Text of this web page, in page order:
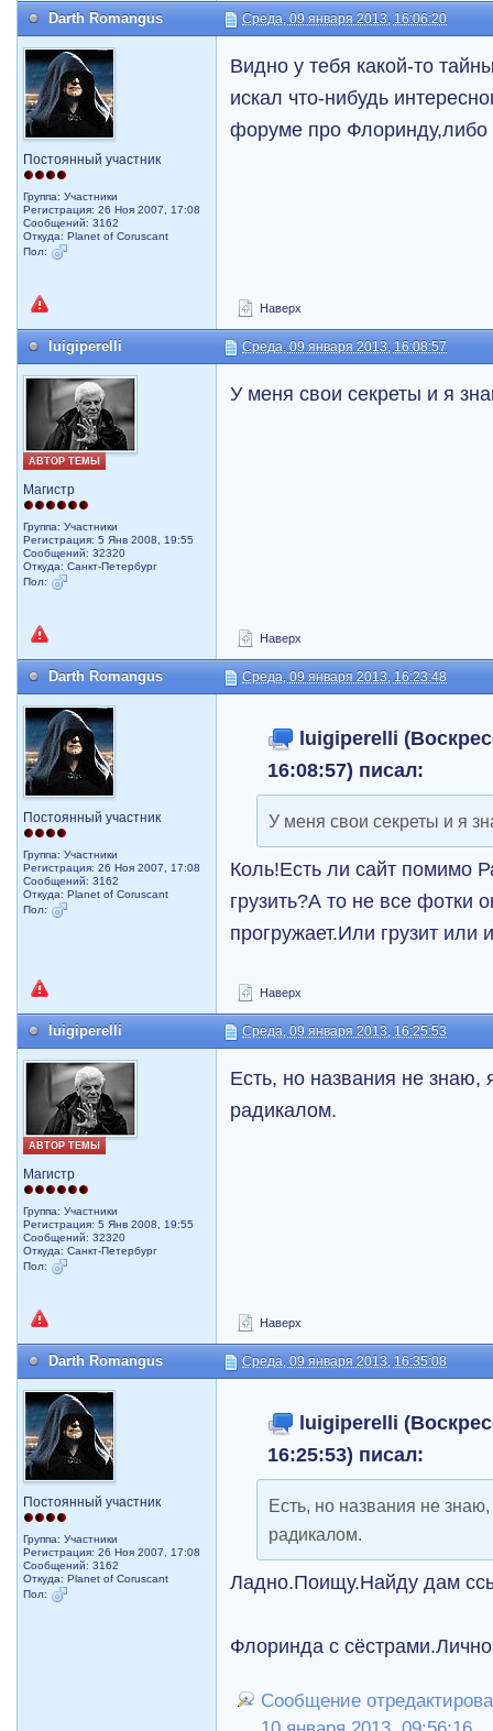
Darth Romangus Среда, 09 января 2013, 16:06:20
Постоянный участник
Группа: Участники
Регистрация: 26 Ноя 2007, 17:08
Сообщений: 3162
Откуда: Planet of Coruscant
Пол:
Видно у тебя какой-то
искал что-нибудь
форуме про
Наверх
luigiperelli Среда, 09 января 2013, 16:08:57
АВТОР ТЕМЫ
Магистр
Группа: Участники
Регистрация: 5 Янв 2008, 19:55
Сообщений: 32320
Откуда: Санкт-Петербург
Пол:
У меня свои секреты и я
Наверх
Darth Romangus Среда, 09 января 2013, 16:23:48
Постоянный участник
Группа: Участники
Регистрация: 26 Ноя 2007, 17:08
Сообщений: 3162
Откуда: Planet of Coruscant
Пол:
luigiperelli
16:08:57) писал:
У меня свои секреты и я
Коль!Есть ли сайт помимо
грузить?А то не все фотки
прогружает.Или грузит или
Наверх
luigiperelli Среда, 09 января 2013, 16:25:53
АВТОР ТЕМЫ
Магистр
Группа: Участники
Регистрация: 5 Янв 2008, 19:55
Сообщений: 32320
Откуда: Санкт-Петербург
Пол:
Есть, но названия не знаю,
радикалом.
Наверх
Darth Romangus Среда, 09 января 2013, 16:35:08
Постоянный участник
Группа: Участники
Регистрация: 26 Ноя 2007, 17:08
Сообщений: 3162
Откуда: Planet of Coruscant
Пол:
luigiperelli
16:25:53) писал:
Есть, но названия не
радикалом.
Ладно.Поищу.Найду дам
Флоринда с
Сообщение